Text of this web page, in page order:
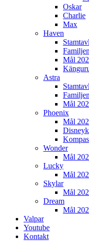
Oskar
Charlie
Max
Haven
Familjen
Mål
Astra
Familjen
Mål
Phoenix
Mål
Wonder
Mål
Lucky
Mål
Skylar
Mål
Dream
Mål
Valpar
Youtube
Kontakt